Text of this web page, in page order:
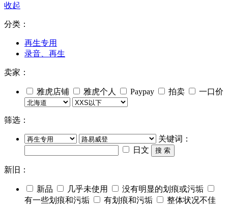
收起
分类：
再生专用
录音、再生
卖家：
雅虎店铺 雅虎个人 Paypay 拍卖 一口价
筛选：
关键词：
日文
搜 索
新旧：
新品 几乎未使用
没有明显的划痕或污垢
有一些划痕和污垢
有划痕和污垢 整体状况不佳